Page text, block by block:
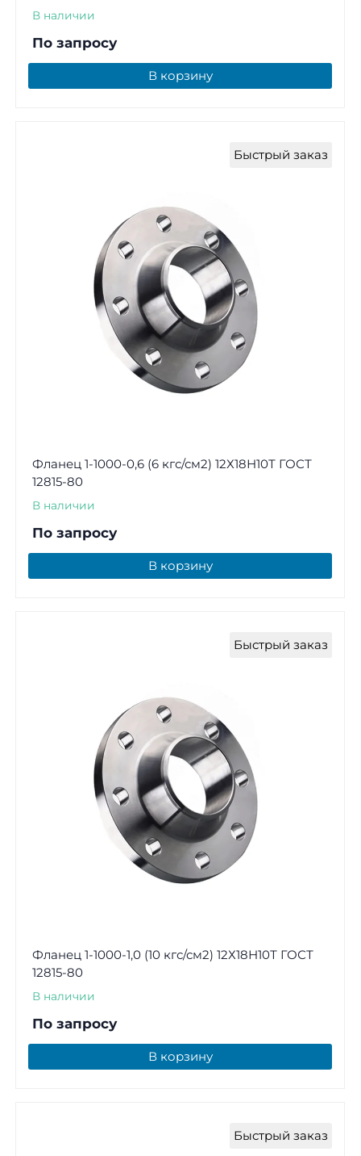
В наличии
По запросу
В корзину
Быстрый заказ
Фланец 1-1000-0,6 (6 кгс/см2) 12Х18Н10Т ГОСТ
12815-80
В наличии
По запросу
В корзину
Быстрый заказ
Фланец 1-1000-1,0 (10 кгс/см2) 12Х18Н10Т ГОСТ
12815-80
В наличии
По запросу
В корзину
Быстрый заказ